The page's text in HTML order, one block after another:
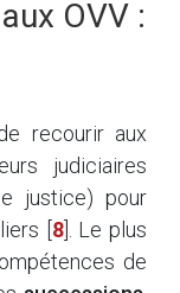
OVV :
recourir aux
judiciaires
justice) pour
8]
. Le plus
de